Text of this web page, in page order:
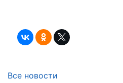
Все новости